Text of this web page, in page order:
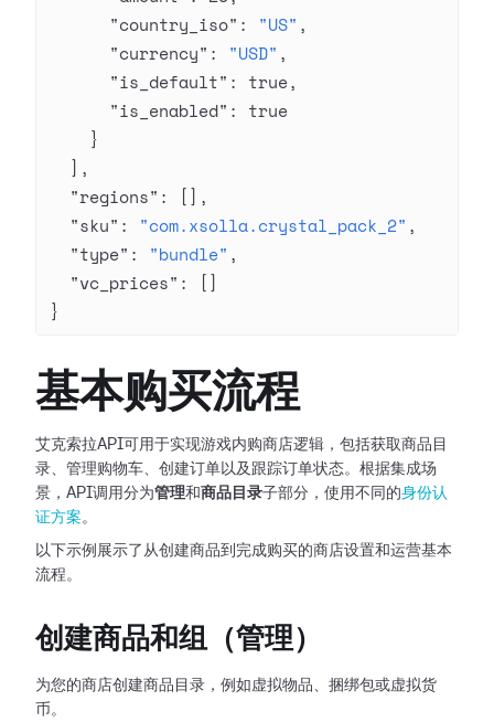
      "country_iso"
: "US" ,
      "currency"
: "USD" ,
      "is_default"
: true,
      "is_enabled"
: true
    }
  ],
  "regions"
: [],
  "sku"
: "com.xsolla.crystal_pack_2" ,
  "type"
: "bundle" ,
  "vc_prices"
: []
}
基本购买流程
艾克索拉API可用于实现游戏内购商店逻辑，包括获取商品目
录、管理购物车、创建订单以及跟踪订单状态。根据集成场
景，API调用分为管理和 商品目录子部分，使用不同的身份认
证方案。
以下示例展示了从创建商品到完成购买的商店设置和运营基本
流程。
创建商品和组（管理）
为您的商店创建商品目录，例如虚拟物品、捆绑包或虚拟货
币。